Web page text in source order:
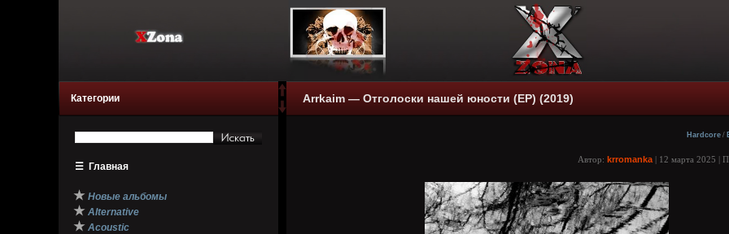
Категории
☰ Главная
★ Новые альбомы
★ Alternative
★ Acoustic
Arrkaim — Отголоски нашей юности (EP) (2019)
Hardcore /
Автор: krromanka | 12 марта 2025 |